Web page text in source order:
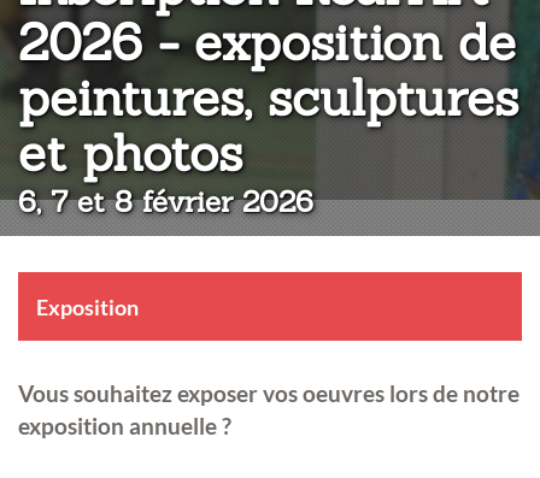
2026 - exposition de
peintures, sculptures
et photos:
6, 7 et 8 février 2026
Exposition
Vous souhaitez exposer vos oeuvres lors de notre
exposition annuelle ?